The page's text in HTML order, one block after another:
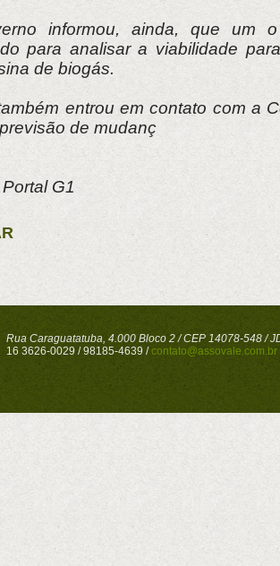
informou, ainda, que um
para analisar a viabilidade
de biogás.
entrou em contato com a
de mudanç
G1
Rua Caraguatatuba, 4.000 Bloco 2 / CEP 14078-548 /
16 3626-0029 / 98185-4639 /contato@assovale.com.br